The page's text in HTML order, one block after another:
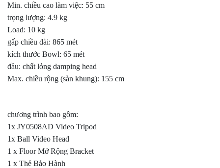
Min. chiều cao làm việc: 55 cm
trọng lượng: 4.9 kg
Load: 10 kg
gấp chiều dài: 865 mét
kích thước Bowl: 65 mét
đầu: chất lỏng damping head
Max. chiều rộng (sàn khung): 155 cm
chương trình bao gồm:
1x JY0508AD Video Tripod
1x Ball Video Head
1 x Floor Mở Rộng Bracket
1 x Thẻ Bảo Hành